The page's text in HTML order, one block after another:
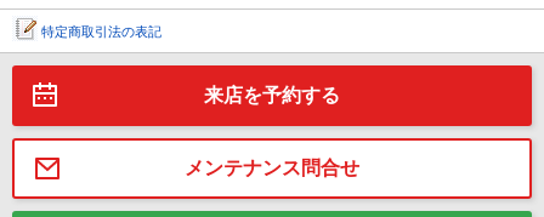
特定商取引法の表記
来店を予約する
メンテナンス問合せ